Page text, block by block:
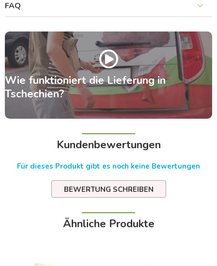
FAQ
Wie funktioniert die Lieferung in
Tschechien?
Kundenbewertungen
Für dieses Produkt gibt es noch keine Bewertungen
BEWERTUNG SCHREIBEN
Ähnliche Produkte